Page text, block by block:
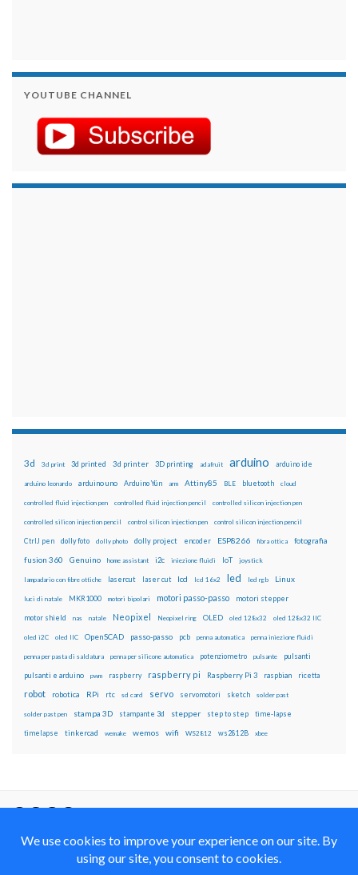
YOUTUBE CHANNEL
3d 3d print 3d printed 3d printer 3D printing adafruit arduino arduino ide
arduino leonardo arduino uno Arduino Yún arm Attiny85 BLE bluetooth cloud
controlled fluid injection pen controlled fluid injection pencil controlled silicon injection pen
controlled silicon injection pencil control silicon injection pen control silicon injection pencil
CtrlJ pen dolly foto dolly photo dolly project encoder ESP8266 fibra ottica fotografia
fusion 360 Genuino home assistant i2c iniezione fluidi IoT joystick
lampadario con fibre ottiche lasercut laser cut lcd lcd 16x2 led led rgb Linux
luci di natale MKR1000 motori bipolari motori passo-passo motori stepper
motor shield nas natale Neopixel Neopixel ring OLED oled 128x32 oled 128x32 IIC
oled i2C oled IIC OpenSCAD passo-passo pcb penna automatica penna iniezione fluidi
penna per pasta di saldatura penna per silicone automatica potenziometro pulsante pulsanti
pulsanti e arduino pwm raspberry raspberry pi Raspberry Pi 3 raspbian ricetta
robot robotica RPi rtc sd card servo servomotori sketch solder past
solder past pen stampa 3D stampante 3d stepper step to step time-lapse
timelapse tinkercad wemake wemos wifi WS2812 ws2812B xbee
Alike 4.0 International